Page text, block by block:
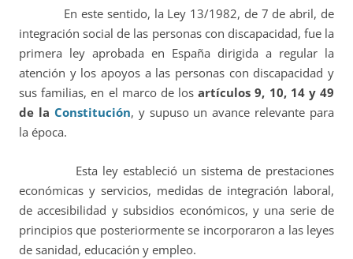
En este sentido, la Ley 13/1982, de 7 de abril, de
integración social de las personas con discapacidad, fue la
primera ley aprobada en España dirigida a regular la
atención y los apoyos a las personas con discapacidad y
sus familias, en el marco de losartículos 9, 10, 14 y 49
de la Constitución, y supuso un avance relevante para
la época.
Esta ley estableció un sistema de prestaciones
económicas y servicios, medidas de integración laboral,
de accesibilidad y subsidios económicos, y una serie de
principios que posteriormente se incorporaron a las leyes
de sanidad, educación y empleo.